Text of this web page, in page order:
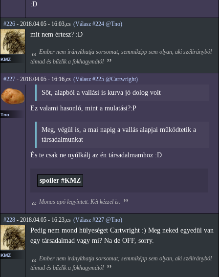
:D
#226 - 2018.04.05 - 16:03,cs (Válasz #224 @Tno)
KMZ
mit nem értesz? :D
Ember nem irányíthatja sorsomat; semmiképp sem olyan, aki szélirányból
támad és bűzlik a fokhagymától
#227 - 2018.04.05 - 16:16,cs (Válasz #225 @Cartwright)
Tno
Sőt, alapból a vallási is kurva jó dolog volt
Ez valami hasonló, mint a mulatási?:P
Meg, végül is, a mai napig a vallás alapjai működtetik a
társadalmunkat
És te csak ne nyúlkálj az én társadalmamhoz :D
spoiler #KMZ
Monas apó legyintett. Két kézzel is.
#228 - 2018.04.05 - 16:23,cs (Válasz #227 @Tno)
KMZ
Pedig nem mond hülyeséget Cartwright :) Meg neked egyedül van
egy társadalmad vagy mi? Na de OFF, sorry.
Ember nem irányíthatja sorsomat; semmiképp sem olyan, aki szélirányból
támad és bűzlik a fokhagymától